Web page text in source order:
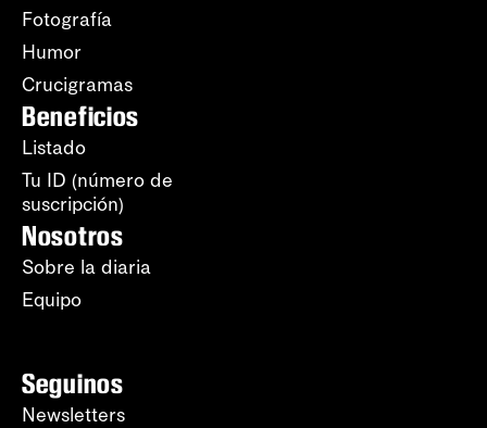
Fotografía
Humor
Crucigramas
Beneficios
Listado
Tu ID (número de
suscripción)
Nosotros
Sobre la diaria
Equipo
Seguinos
Newsletters